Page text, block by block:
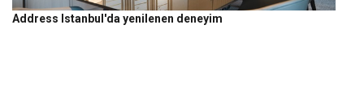
Address Istanbul'da yenilenen deneyim